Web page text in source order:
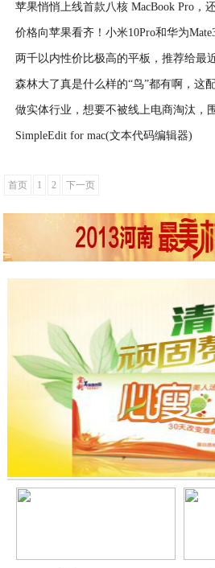
苹果悄悄上线首款八核 MacBook Pro，
价格向苹果看齐！小米10Pro和华为
两千以内性价比极高的平板，推荐给最
森林大了真是什么样的“鸟”都有啊，这
做实体行业，想要不被线上电商淘汰，
SimpleEdit for mac(文本代码编辑器)
首页 1 2 下一页